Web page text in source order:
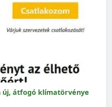
új, átfogó klímatörvénye